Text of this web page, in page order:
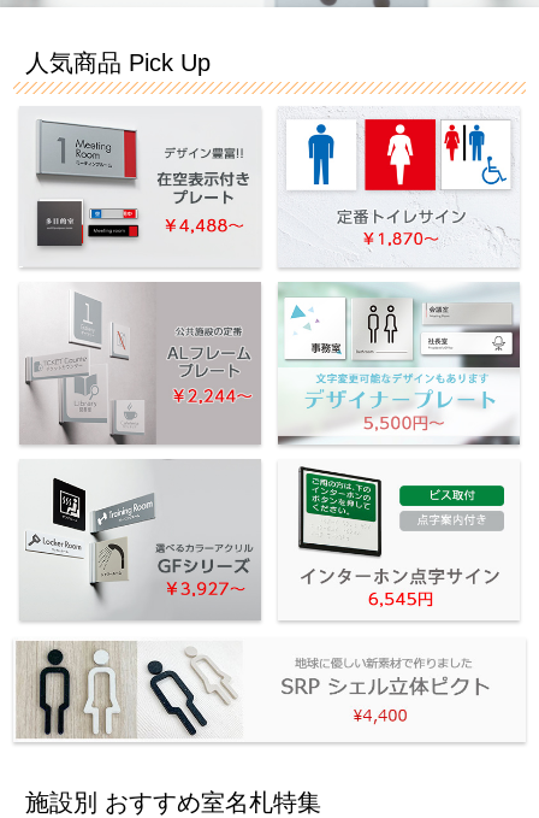
人気商品 Pick Up
施設別 おすすめ室名札特集